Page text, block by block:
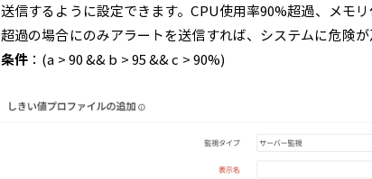
送信するように設定できます。CPU使用率90%超過、メモ
超過の場合にのみアラートを送信すれば、システムに危険が
条件 ：(a > 90 && b > 95 && c > 90%)